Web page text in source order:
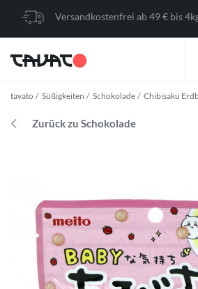
Versandkostenfrei ab 49 € bis
tavato Süßigkeiten Schokolade Chibisaku
Zurück zu Schokolade